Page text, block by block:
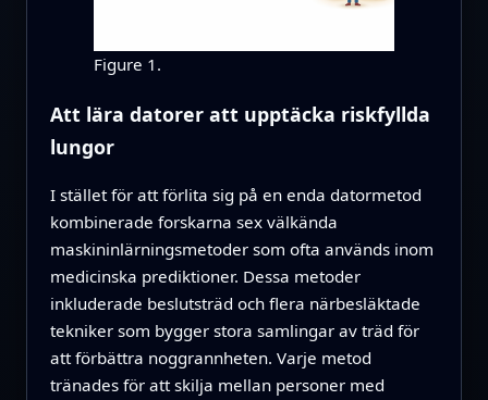
Figure 1.
Att lära datorer att upptäcka riskfyllda
lungor
I stället för att förlita sig på en enda datormetod
kombinerade forskarna sex välkända
maskininlärningsmetoder som ofta används inom
medicinska prediktioner. Dessa metoder
inkluderade beslutsträd och flera närbesläktade
tekniker som bygger stora samlingar av träd för
att förbättra noggrannheten. Varje metod
tränades för att skilja mellan personer med